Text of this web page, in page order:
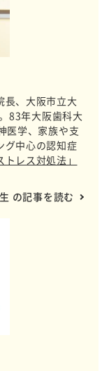
長、大阪市立大
83年大阪歯科大
医学、家族や支
グ中心の認知症
トレス対処法」
の記事を読む